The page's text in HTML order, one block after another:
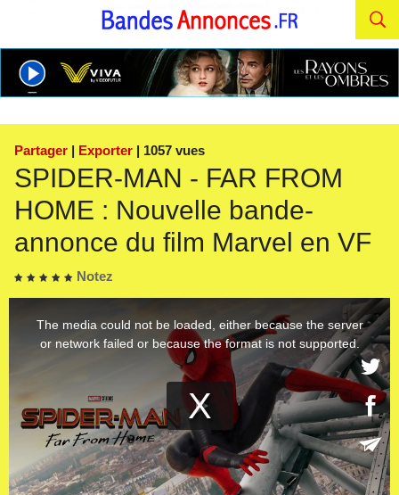
Partager | Exporter | 1057 vues
SPIDER-MAN - FAR FROM
HOME : Nouvelle bande-
annonce du film Marvel en VF
Notez